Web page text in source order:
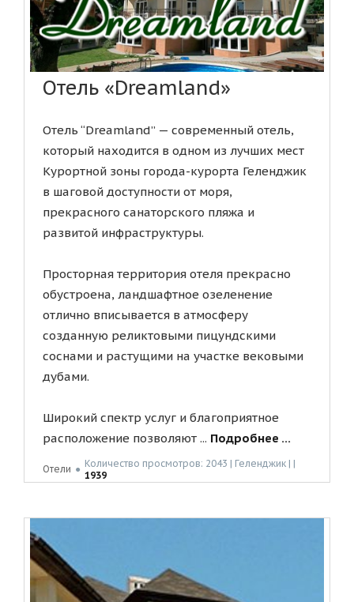
Отель «Dreamland»
Отель “Dreamland” — современный отель,
который находится в одном из лучших мест
Курортной зоны города-курорта Геленджик
в шаговой доступности от моря,
прекрасного санаторского пляжа и
развитой инфраструктуры.
Просторная территория отеля прекрасно
обустроена, ландшафтное озеленение
отлично вписывается в атмосферу
созданную реликтовыми пицундскими
соснами и растущими на участке вековыми
дубами.
Широкий спектр услуг и благоприятное
расположение позволяют ... Подробнее ...
Отели ● Количество просмотров: 2043 | Геленджик | |
1939